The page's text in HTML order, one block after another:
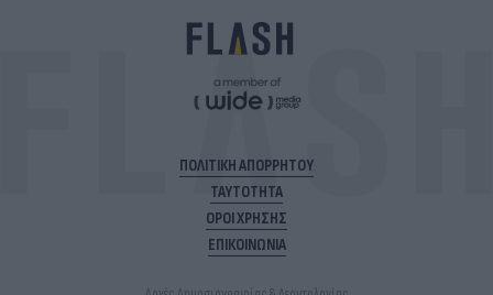
ΠΟΛΙΤΙΚΗ ΑΠΟΡΡΗΤΟΥ
ΤΑΥΤΟΤΗΤΑ
ΟΡΟΙ ΧΡΗΣΗΣ
ΕΠΙΚΟΙΝΩΝΙΑ